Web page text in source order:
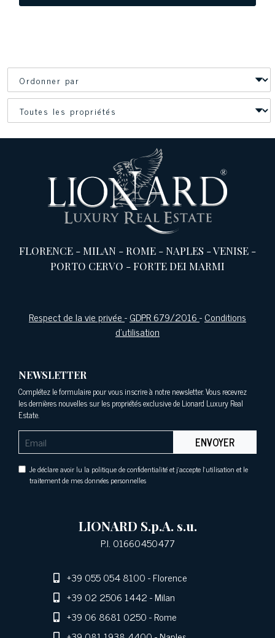
FLORENCE -MILAN -ROME -NAPLES -VENISE -
PORTO CERVO -FORTE DEI MARMI
Respect de la vie privée-GDPR 679/2016-Conditions
d'utilisation
NEWSLETTER
Complétez le formulaire pour vous inscrire à notre newsletter. Vous recevrez
les dernières nouvelles sur les propriétés exclusive de Lionard Luxury Real
Estate.
ENVOYER
Je déclare avoir lu la politique de confidentialité et j'accepte l'utilisation et le
traitement de mes données personnelles
LIONARD S.p.A. s.u.
P.I. 01660450477
+39 055 054 8100- Florence
+39 02 2506 1442- Milan
+39 06 8681 0250- Rome